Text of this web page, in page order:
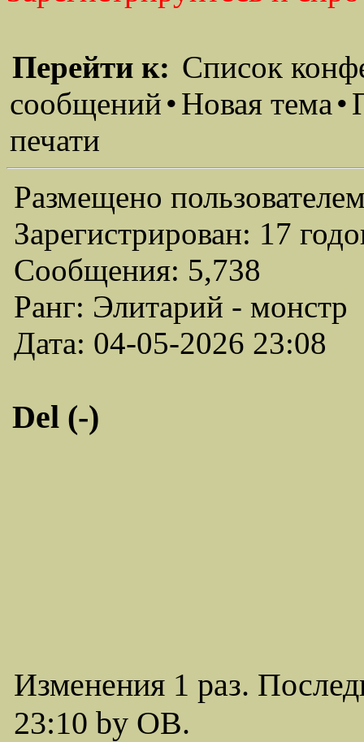
Перейти к: Список
сообщений•Новая тема•
печати
Размещено
Зарегистрирован: 17
Сообщения: 5,738
Ранг: Элитарий - монстр
Дата: 04-05-2026 23:08
Del (-)
Изменения 1 раз.
23:10 by ОВ.